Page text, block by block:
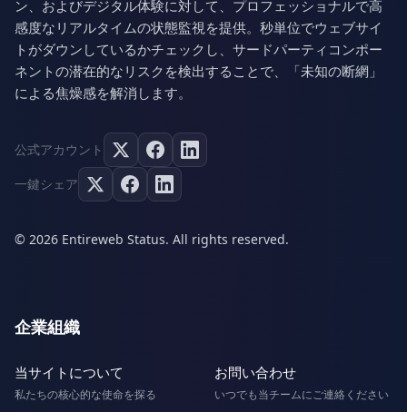
ン、およびデジタル体験に対して、プロフェッショナルで高
感度なリアルタイムの状態監視を提供。秒単位でウェブサイ
トがダウンしているかチェックし、サードパーティコンポー
ネントの潜在的なリスクを検出することで、「未知の断網」
による焦燥感を解消します。
公式アカウント
一鍵シェア
© 2026 Entireweb Status. All rights reserved.
企業組織
当サイトについて
私たちの核心的な使命を探る
お問い合わせ
いつでも当チームにご連絡ください